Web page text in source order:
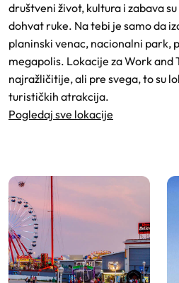
društveni život, kultura i zabava
dohvat ruke. Na tebi je samo da
planinski venac, nacionalni park,
megapolis. Lokacije za Work and
najražličitije, ali pre svega, to su
turističkih atrakcija.
Pogledaj sve lokacije